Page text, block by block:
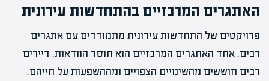
האתגרים המרכזיים בהתחדשות עירונית
פרויקטים של התחדשות עירונית מתמודדים עם אתגרים
רבים. אחד האתגרים המרכזיים הוא חוסר הוודאות. דיירים
רבים חוששים מהשינויים הצפויים ומההשפעות על חייהם.